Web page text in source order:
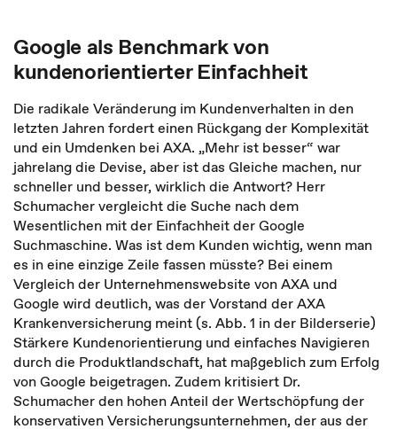
Google als Benchmark von
kundenorientierter Einfachheit
Die radikale Veränderung im Kundenverhalten in den
letzten Jahren fordert einen Rückgang der Komplexität
und ein Umdenken bei AXA. „Mehr ist besser“ war
jahrelang die Devise, aber ist das Gleiche machen, nur
schneller und besser, wirklich die Antwort? Herr
Schumacher vergleicht die Suche nach dem
Wesentlichen mit der Einfachheit der Google
Suchmaschine. Was ist dem Kunden wichtig, wenn man
es in eine einzige Zeile fassen müsste? Bei einem
Vergleich der Unternehmenswebsite von AXA und
Google wird deutlich, was der Vorstand der AXA
Krankenversicherung meint (s. Abb. 1 in der Bilderserie)
Stärkere Kundenorientierung und einfaches Navigieren
durch die Produktlandschaft, hat maßgeblich zum Erfolg
von Google beigetragen. Zudem kritisiert Dr.
Schumacher den hohen Anteil der Wertschöpfung der
konservativen Versicherungsunternehmen, der aus der